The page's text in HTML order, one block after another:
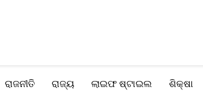
ରାଜନୀତି ରାଜ୍ୟ ଲାଇଫ ଷ୍ଟାଇଲ ଶିକ୍ଷା